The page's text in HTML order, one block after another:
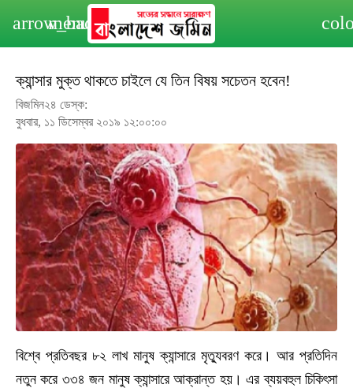
arrow_back
menu
ক্যান্সার মুক্ত থাকতে চাইলে যে তিন বিষয় সচেতন হবেন!
বিজমিন২৪ ডেস্ক:
বুধবার, ১১ ডিসেম্বর ২০১৯ ১২:০০:০০
বিশ্বে প্রতিবছর ৮২ লাখ মানুষ ক্যান্সারে মৃত্যুবরণ করে। আর প্রতিদিন
নতুন করে ৩৩৪ জন মানুষ ক্যান্সারে আক্রান্ত হয়। এর ব্যয়বহুল চিকিৎসা